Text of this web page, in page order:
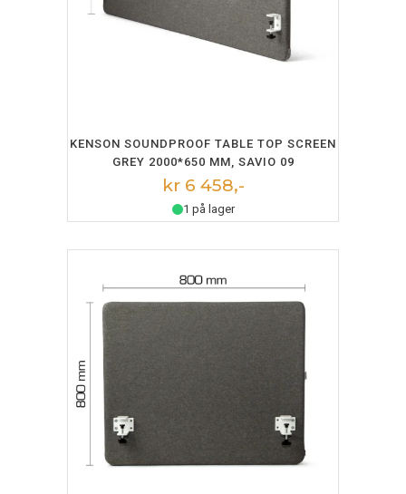
LEGG I HANDLEKURV
KENSON SOUNDPROOF TABLE TOP SCREEN
GREY 2000*650 MM, SAVIO 09
kr 6 458,-
1 på lager